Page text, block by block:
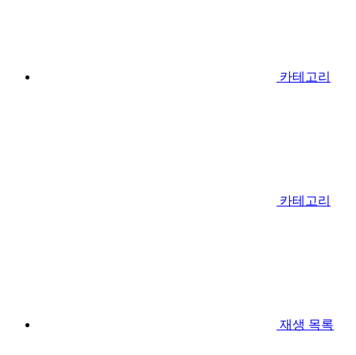
카테고리
카테고리
재생 목록